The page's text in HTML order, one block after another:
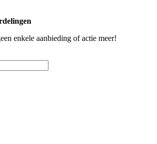
enkele aanbieding of actie meer!